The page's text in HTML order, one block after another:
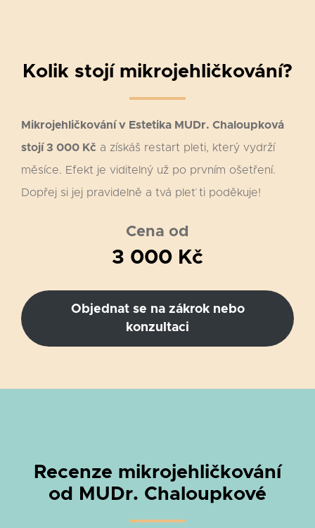
Kolik stojí mikrojehličkování?
Mikrojehličkování v Estetika MUDr. Chaloupková
stojí 3 000 Kč a získáš restart pleti, který vydrží
měsíce. Efekt je viditelný už po prvním ošetření.
Dopřej si jej pravidelně a tvá pleť ti poděkuje!
Cena od
3 000 Kč
Objednat se na zákrok nebo
konzultaci
Recenze mikrojehličkování
od MUDr. Chaloupkové